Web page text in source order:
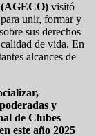
(AGECO) visitó
unir, formar y
sus derechos
de vida. En
alcances de
y
de Clubes
este año 2025